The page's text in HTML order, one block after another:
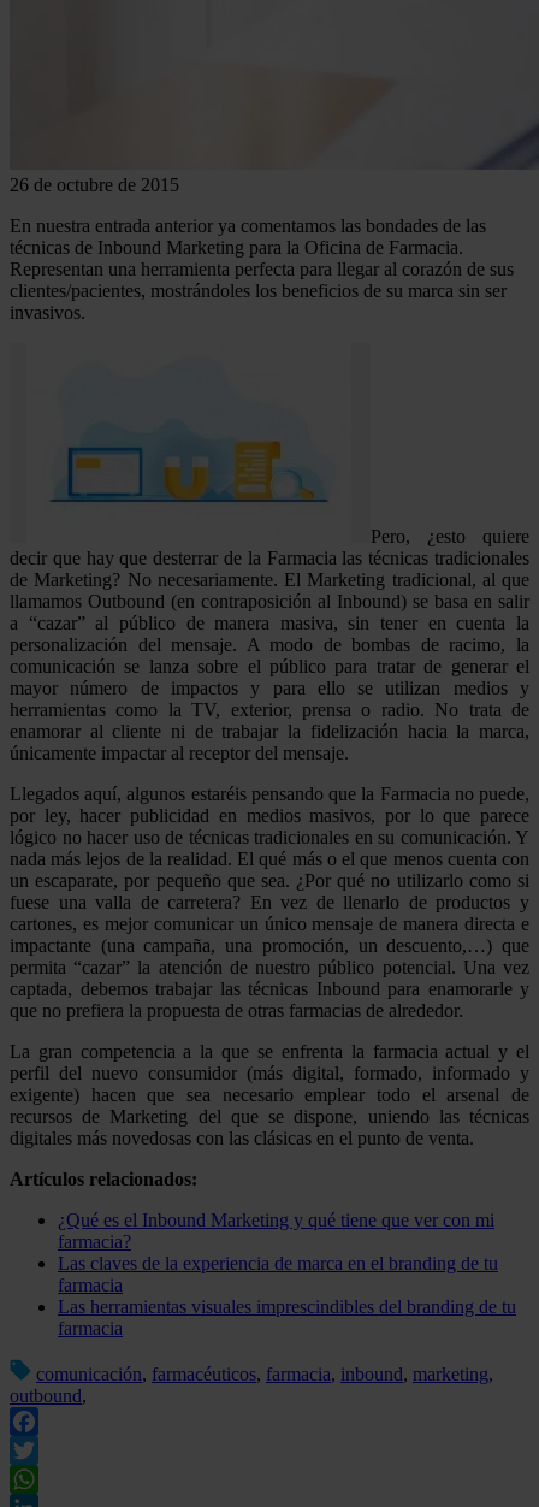
26 de octubre de 2015
En nuestra entrada anterior ya comentamos las bondades de las
técnicas de Inbound Marketing para la Oficina de Farmacia.
Representan una herramienta perfecta para llegar al corazón de sus
clientes/pacientes, mostrándoles los beneficios de su marca sin ser
invasivos.
Pero, ¿esto quiere
decir que hay que desterrar de la Farmacia las técnicas tradicionales
de Marketing? No necesariamente. El Marketing tradicional, al que
llamamos Outbound (en contraposición al Inbound) se basa en salir
a “cazar” al público de manera masiva, sin tener en cuenta la
personalización del mensaje. A modo de bombas de racimo, la
comunicación se lanza sobre el público para tratar de generar el
mayor número de impactos y para ello se utilizan medios y
herramientas como la TV, exterior, prensa o radio. No trata de
enamorar al cliente ni de trabajar la fidelización hacia la marca,
únicamente impactar al receptor del mensaje.
Llegados aquí, algunos estaréis pensando que la Farmacia no puede,
por ley, hacer publicidad en medios masivos, por lo que parece
lógico no hacer uso de técnicas tradicionales en su comunicación. Y
nada más lejos de la realidad. El qué más o el que menos cuenta con
un escaparate, por pequeño que sea. ¿Por qué no utilizarlo como si
fuese una valla de carretera? En vez de llenarlo de productos y
cartones, es mejor comunicar un único mensaje de manera directa e
impactante (una campaña, una promoción, un descuento,…) que
permita “cazar” la atención de nuestro público potencial. Una vez
captada, debemos trabajar las técnicas Inbound para enamorarle y
que no prefiera la propuesta de otras farmacias de alrededor.
La gran competencia a la que se enfrenta la farmacia actual y el
perfil del nuevo consumidor (más digital, formado, informado y
exigente) hacen que sea necesario emplear todo el arsenal de
recursos de Marketing del que se dispone, uniendo las técnicas
digitales más novedosas con las clásicas en el punto de venta.
Artículos relacionados:
¿Qué es el Inbound Marketing y qué tiene que ver con mi
farmacia?
Las claves de la experiencia de marca en el branding de tu
farmacia
Las herramientas visuales imprescindibles del branding de tu
farmacia
comunicación, farmacéuticos, farmacia, inbound, marketing,
outbound,
Facebook
Twitter